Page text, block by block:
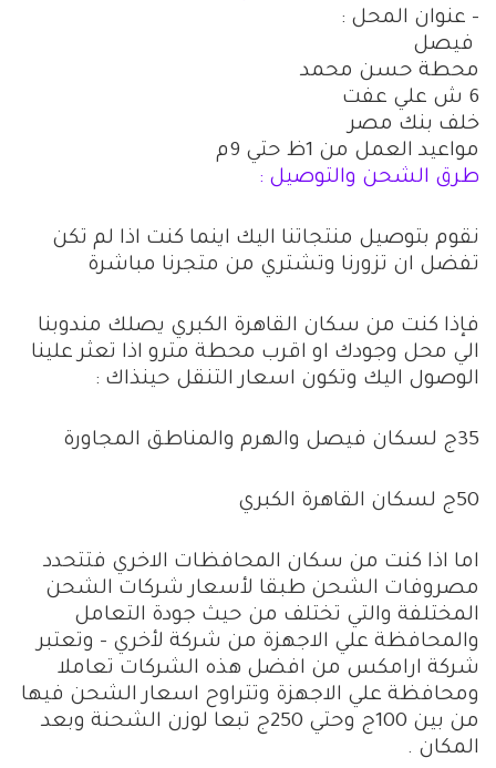
– عنوان المحل :
فيصل
محطة حسن محمد
6 ش علي عفت
خلف بنك مصر
مواعيد العمل من 1ظ حتي 9م
طرق الشحن والتوصيل :
نقوم بتوصيل منتجاتنا اليك اينما كنت اذا لم تكن
تفضل ان تزورنا وتشتري من متجرنا مباشرة
فإذا كنت من سكان القاهرة الكبري يصلك مندوبنا
الي محل وجودك او اقرب محطة مترو اذا تعثر علينا
الوصول اليك وتكون اسعار التنقل حينذاك :
35ج لسكان فيصل والهرم والمناطق المجاورة
50ج لسكان القاهرة الكبري
اما اذا كنت من سكان المحافظات الاخري فتتحدد
مصروفات الشحن طبقا لأسعار شركات الشحن
المختلفة والتي تختلف من حيث جودة التعامل
والمحافظة علي الاجهزة من شركة لأخري – وتعتبر
شركة ارامكس من افضل هذه الشركات تعاملا
ومحافظة علي الاجهزة وتتراوح اسعار الشحن فيها
من بين 100ج وحتي 250ج تبعا لوزن الشحنة وبعد
المكان .